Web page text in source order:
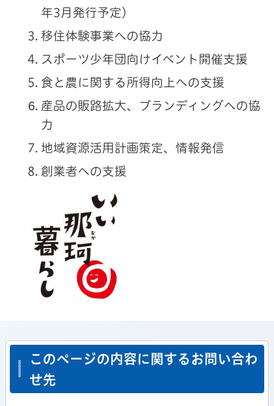
年3月発行予定）
移住体験事業への協力
スポーツ少年団向けイベント開催支援
食と農に関する所得向上への支援
産品の販路拡大、ブランディングへの協
力
地域資源活用計画策定、情報発信
創業者への支援
このページの内容に関するお問い合わ
せ先